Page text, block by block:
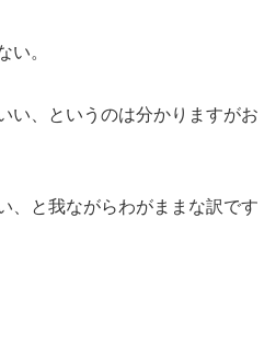
い。
い、というのは分かりますがお
、と我ながらわがままな訳です